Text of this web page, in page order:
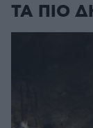
ΤΑ ΠΙΟ